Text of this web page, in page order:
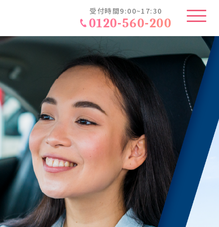
受付時間9:00~17:30
0120-560-200
徴
ラクター
の流れ
れ
声
質問
わせ